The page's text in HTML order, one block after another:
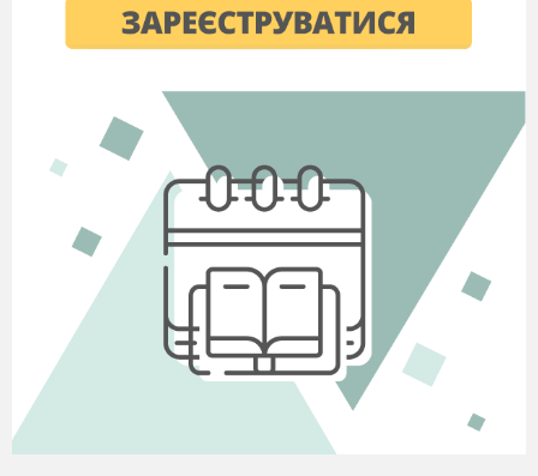
оформленні, повідомленні й вираженні своїх
думок, емоцій.
Актуалізація опорних знань
Репродуктивна бесіда.
ресурсу Квізлет
Що називаємо «реченням»? (Речення –
це синтаксична одиниця, оформлена за
законами даної мови, що виражає
закінчену думку;
найменша
комунікативна одиниця.)
Які ви знаєте речення за метою
висловлювання? (Розповідні, питальні,
Які ви знаєте речення за будовою?